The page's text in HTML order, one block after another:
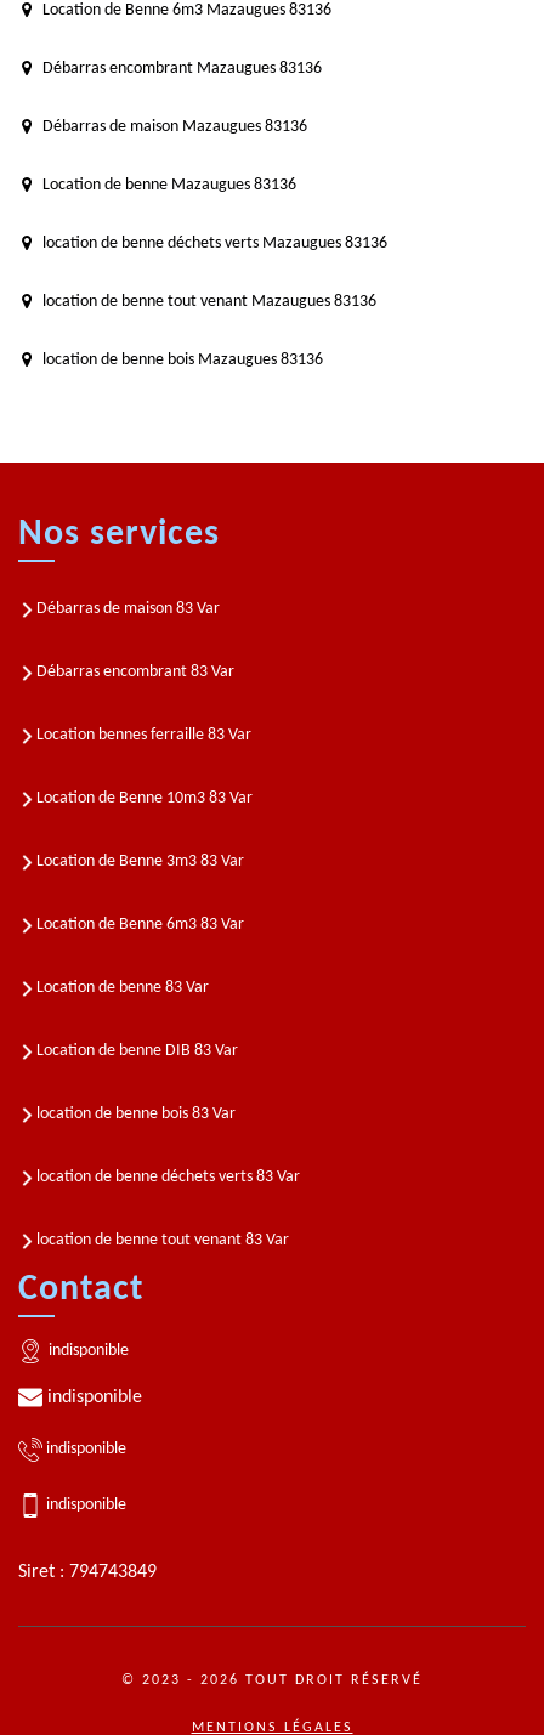
Location de Benne 6m3 Mazaugues 83136
Débarras encombrant Mazaugues 83136
Débarras de maison Mazaugues 83136
Location de benne Mazaugues 83136
location de benne déchets verts Mazaugues 83136
location de benne tout venant Mazaugues 83136
location de benne bois Mazaugues 83136
Nos services
Débarras de maison 83 Var
Débarras encombrant 83 Var
Location bennes ferraille 83 Var
Location de Benne 10m3 83 Var
Location de Benne 3m3 83 Var
Location de Benne 6m3 83 Var
Location de benne 83 Var
Location de benne DIB 83 Var
location de benne bois 83 Var
location de benne déchets verts 83 Var
location de benne tout venant 83 Var
Contact
indisponible
indisponible
indisponible
indisponible
Siret : 794743849
© 2023 - 2026 TOUT DROIT RÉSERVÉ
MENTIONS LÉGALES